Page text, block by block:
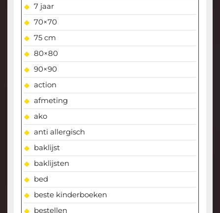
7 jaar
70×70
75 cm
80×80
90×90
action
afmeting
ako
anti allergisch
baklijst
baklijsten
bed
beste kinderboeken
bestellen